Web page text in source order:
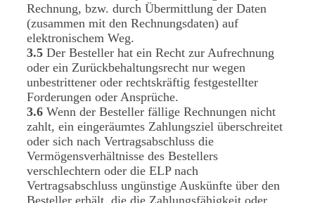
Rechnung, bzw. durch Übermittlung der Daten
(zusammen mit den Rechnungsdaten) auf
elektronischem Weg.
3.5 Der Besteller hat ein Recht zur Aufrechnung
oder ein Zurückbehaltungsrecht nur wegen
unbestrittener oder rechtskräftig festgestellter
Forderungen oder Ansprüche.
3.6 Wenn der Besteller fällige Rechnungen nicht
zahlt, ein eingeräumtes Zahlungsziel überschreitet
oder sich nach Vertragsabschluss die
Vermögensverhältnisse des Bestellers
verschlechtern oder die ELP nach
Vertragsabschluss ungünstige Auskünfte über den
Besteller erhält, die die Zahlungsfähigkeit oder